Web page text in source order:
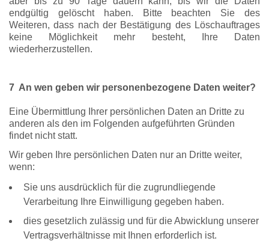
endgültig gelöscht haben. Bitte beachten Sie des
Weiteren, dass nach der Bestätigung des Löschauftrages
keine Möglichkeit mehr besteht, Ihre Daten
wiederherzustellen.
7 An wen geben wir personenbezogene Daten weiter?
Eine Übermittlung Ihrer persönlichen Daten an Dritte zu
anderen als den im Folgenden aufgeführten Gründen
findet nicht statt.
Wir geben Ihre persönlichen Daten nur an Dritte weiter,
wenn:
Sie uns ausdrücklich für die zugrundliegende
Verarbeitung Ihre Einwilligung gegeben haben.
dies gesetzlich zulässig und für die Abwicklung unserer
Vertragsverhältnisse mit Ihnen erforderlich ist.